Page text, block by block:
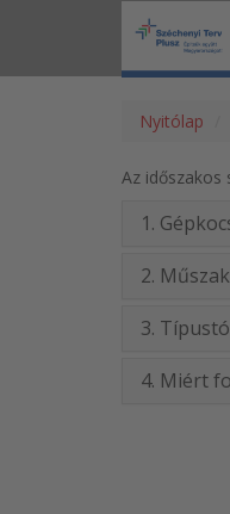
Nyitólap
Az időszakos
1.
2.
3.
4. Miért